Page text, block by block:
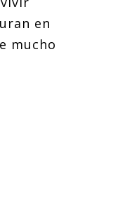
en
mucho